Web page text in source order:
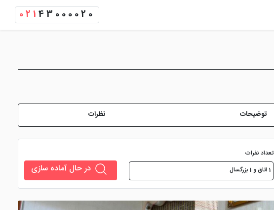
021 43000020
توضیحات نظرات
تعداد نفرات
1 اتاق و 1 بزرگسال
در حال آماده سازی